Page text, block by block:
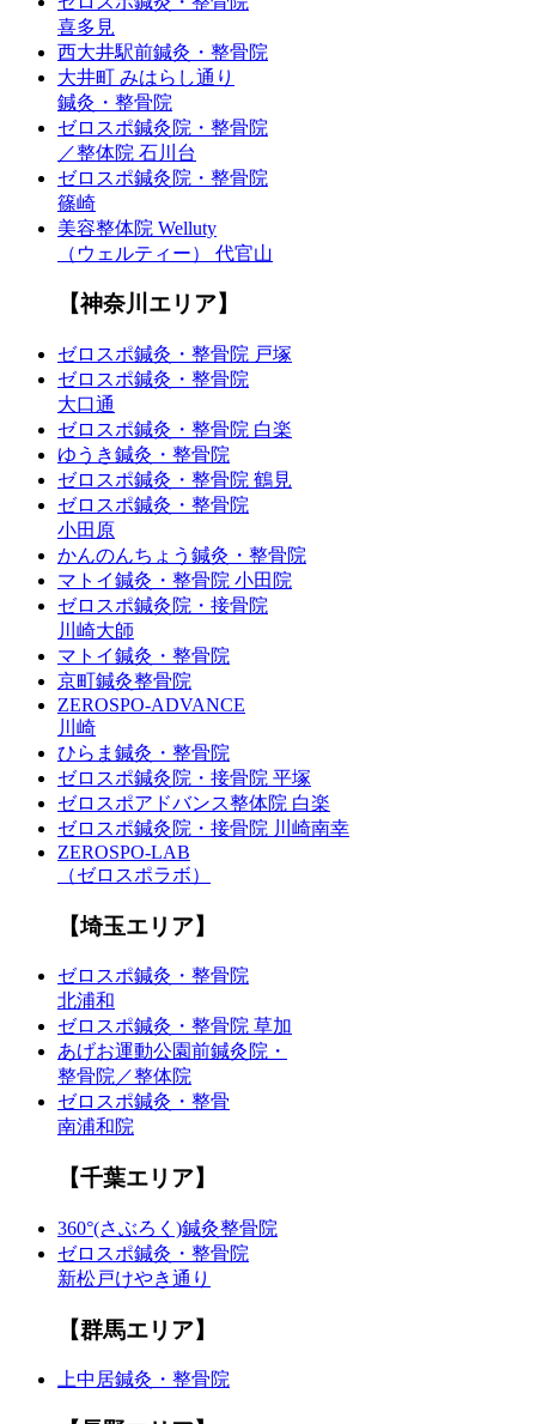
喜多見
西大井駅前鍼灸・整骨院
大井町 みはらし通り
鍼灸・整骨院
ゼロスポ鍼灸院・整骨院
／整体院 石川台
ゼロスポ鍼灸院・整骨院
篠崎
美容整体院 Welluty
（ウェルティー） 代官山
【神奈川エリア】
ゼロスポ鍼灸・整骨院 戸塚
ゼロスポ鍼灸・整骨院
大口通
ゼロスポ鍼灸・整骨院 白楽
ゆうき鍼灸・整骨院
ゼロスポ鍼灸・整骨院 鶴見
ゼロスポ鍼灸・整骨院
小田原
かんのんちょう鍼灸・整骨院
マトイ鍼灸・整骨院 小田院
ゼロスポ鍼灸院・接骨院
川崎大師
マトイ鍼灸・整骨院
京町鍼灸整骨院
ZEROSPO-ADVANCE
川崎
ひらま鍼灸・整骨院
ゼロスポ鍼灸院・接骨院 平塚
ゼロスポアドバンス整体院 白楽
ゼロスポ鍼灸院・接骨院 川崎南幸
ZEROSPO-LAB
（ゼロスポラボ）
【埼玉エリア】
ゼロスポ鍼灸・整骨院
北浦和
ゼロスポ鍼灸・整骨院 草加
あげお運動公園前鍼灸院・
整骨院／整体院
ゼロスポ鍼灸・整骨
南浦和院
【千葉エリア】
360°(さぶろく)鍼灸整骨院
ゼロスポ鍼灸・整骨院
新松戸けやき通り
【群馬エリア】
上中居鍼灸・整骨院